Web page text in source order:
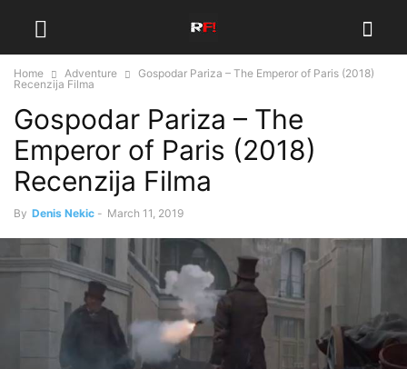
Home Adventure
Gospodar Pariza – The Emperor of Paris (2018)
Recenzija Filma
Gospodar Pariza – The
Emperor of Paris (2018)
Recenzija Filma
By Denis Nekic - March 11, 2019